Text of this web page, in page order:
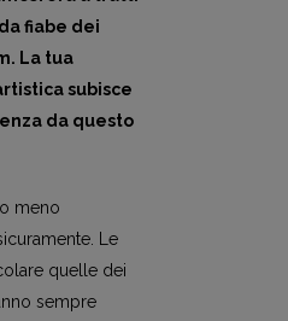
fiabe dei
La tua
subisce
da questo
meno
Le
quelle dei
sempre